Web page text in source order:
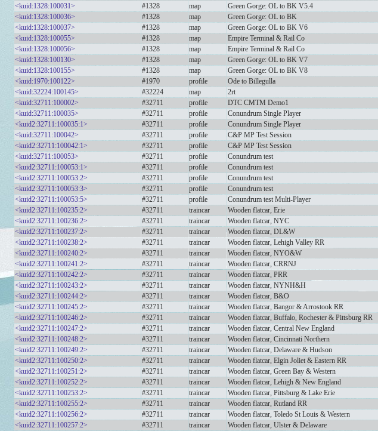
<kuid:1328:100031>
#1328 map Green Gorge: OL to BK V5.4
<kuid:1328:100036>
#1328 map Green Gorge: OL to BK
<kuid:1328:100037>
#1328 map Green Gorge: OL to BK V6
<kuid:1328:100055>
#1328 map Empire Terminal & Rail Co
<kuid:1328:100056>
#1328 map Empire Terminal & Rail Co
<kuid:1328:100130>
#1328 map Green Gorge: OL to BK V7
<kuid:1328:100155>
#1328 map Green Gorge: OL to BK V8
<kuid:1970:100122>
#1970 profile Ode to Billegulla
<kuid:32224:100145>
#32224 map 2rt
<kuid:32711:100002>
#32711 profile DTC CMTM Demo1
<kuid:32711:100035>
#32711 profile Conundrum Single Player
<kuid2:32711:100035:1>
#32711 profile Conundrum Single Player
<kuid:32711:100042>
#32711 profile C&P MP Test Session
<kuid2:32711:100042:1>
#32711 profile C&P MP Test Session
<kuid:32711:100053>
#32711 profile Conundrum test
<kuid2:32711:100053:1>
#32711 profile Conundrum test
<kuid2:32711:100053:2>
#32711 profile Conundrum test
<kuid2:32711:100053:3>
#32711 profile Conundrum test
<kuid2:32711:100053:5>
#32711 profile Conundrum test Multi-Player
<kuid2:32711:100235:2>
#32711 traincar Wooden flatcar, Erie
<kuid2:32711:100236:2>
#32711 traincar Wooden flatcar, NYC
<kuid2:32711:100237:2>
#32711 traincar Wooden flatcar, DL&W
<kuid2:32711:100238:2>
#32711 traincar Wooden flatcar, Lehigh Valley RR
<kuid2:32711:100240:2>
#32711 traincar Wooden flatcar, NYO&W
<kuid2:32711:100241:2>
#32711 traincar Wooden flatcar, CRRNJ
<kuid2:32711:100242:2>
#32711 traincar Wooden flatcar, PRR
<kuid2:32711:100243:2>
#32711 traincar Wooden flatcar, NYNH&H
<kuid2:32711:100244:2>
#32711 traincar Wooden flatcar, B&O
<kuid2:32711:100245:2>
#32711 traincar Wooden flatcar, Bangor & Arrostook RR
<kuid2:32711:100246:2>
#32711 traincar Wooden flatcar, Buffalo, Rochester & Pittsburg RR
<kuid2:32711:100247:2>
#32711 traincar Wooden flatcar, Central New England
<kuid2:32711:100248:2>
#32711 traincar Wooden flatcar, Cincinnati Northern
<kuid2:32711:100249:2>
#32711 traincar Wooden flatcar, Delaware & Hudson
<kuid2:32711:100250:2>
#32711 traincar Wooden flatcar, Elgin Joliet & Eastern RR
<kuid2:32711:100251:2>
#32711 traincar Wooden flatcar, Green Bay & Western
<kuid2:32711:100252:2>
#32711 traincar Wooden flatcar, Lehigh & New England
<kuid2:32711:100253:2>
#32711 traincar Wooden flatcar, Pittsburg & Lake Erie
<kuid2:32711:100255:2>
#32711 traincar Wooden flatcar, Rutland RR
<kuid2:32711:100256:2>
#32711 traincar Wooden flatcar, Toledo St Louis & Western
<kuid2:32711:100257:2>
#32711 traincar Wooden flatcar, Ulster & Delaware